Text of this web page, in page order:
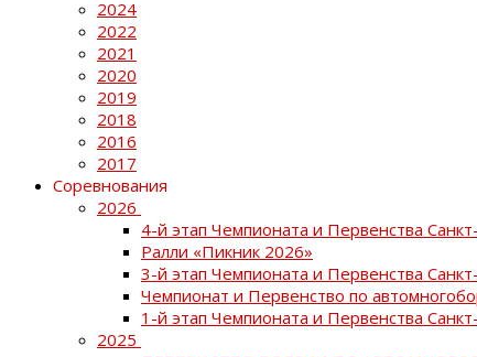
2024
2022
2021
2020
2019
2018
2016
2017
Соревнования
2026
4-й этап Чемпионата и Первенства
Ралли «Пикник 2026»
3-й этап Чемпионата и Первенства
Чемпионат и Первенство по
1-й этап Чемпионата и Первенства
2025